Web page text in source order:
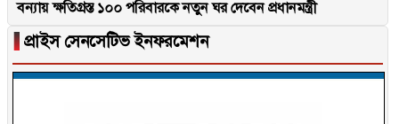
বন্যায় ক্ষতিগ্রস্ত ১০০ পরিবারকে নতুন ঘর দেবেন প্রধানমন্ত্রী
▐ প্রাইস সেনসেটিভ ইনফরমেশন